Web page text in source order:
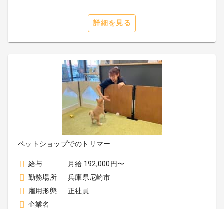
詳細を見る
ペットショップでのトリマー
給与
月給 192,000円〜
勤務場所
兵庫県尼崎市
雇用形態
正社員
企業名